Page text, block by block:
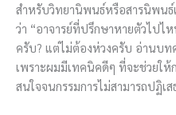
สำหรับวิทยานิพนธ์หรือสารนิพน
ว่า “อาจารย์ที่ปรึกษาหายตัวไปไ
ครับ? แต่ไม่ต้องห่วงครับ อ่านบ
เพราะผมมีเทคนิคดีๆ ที่จะช่วยใ
สนใจจนกรรมการไม่สามารถปฏิเส